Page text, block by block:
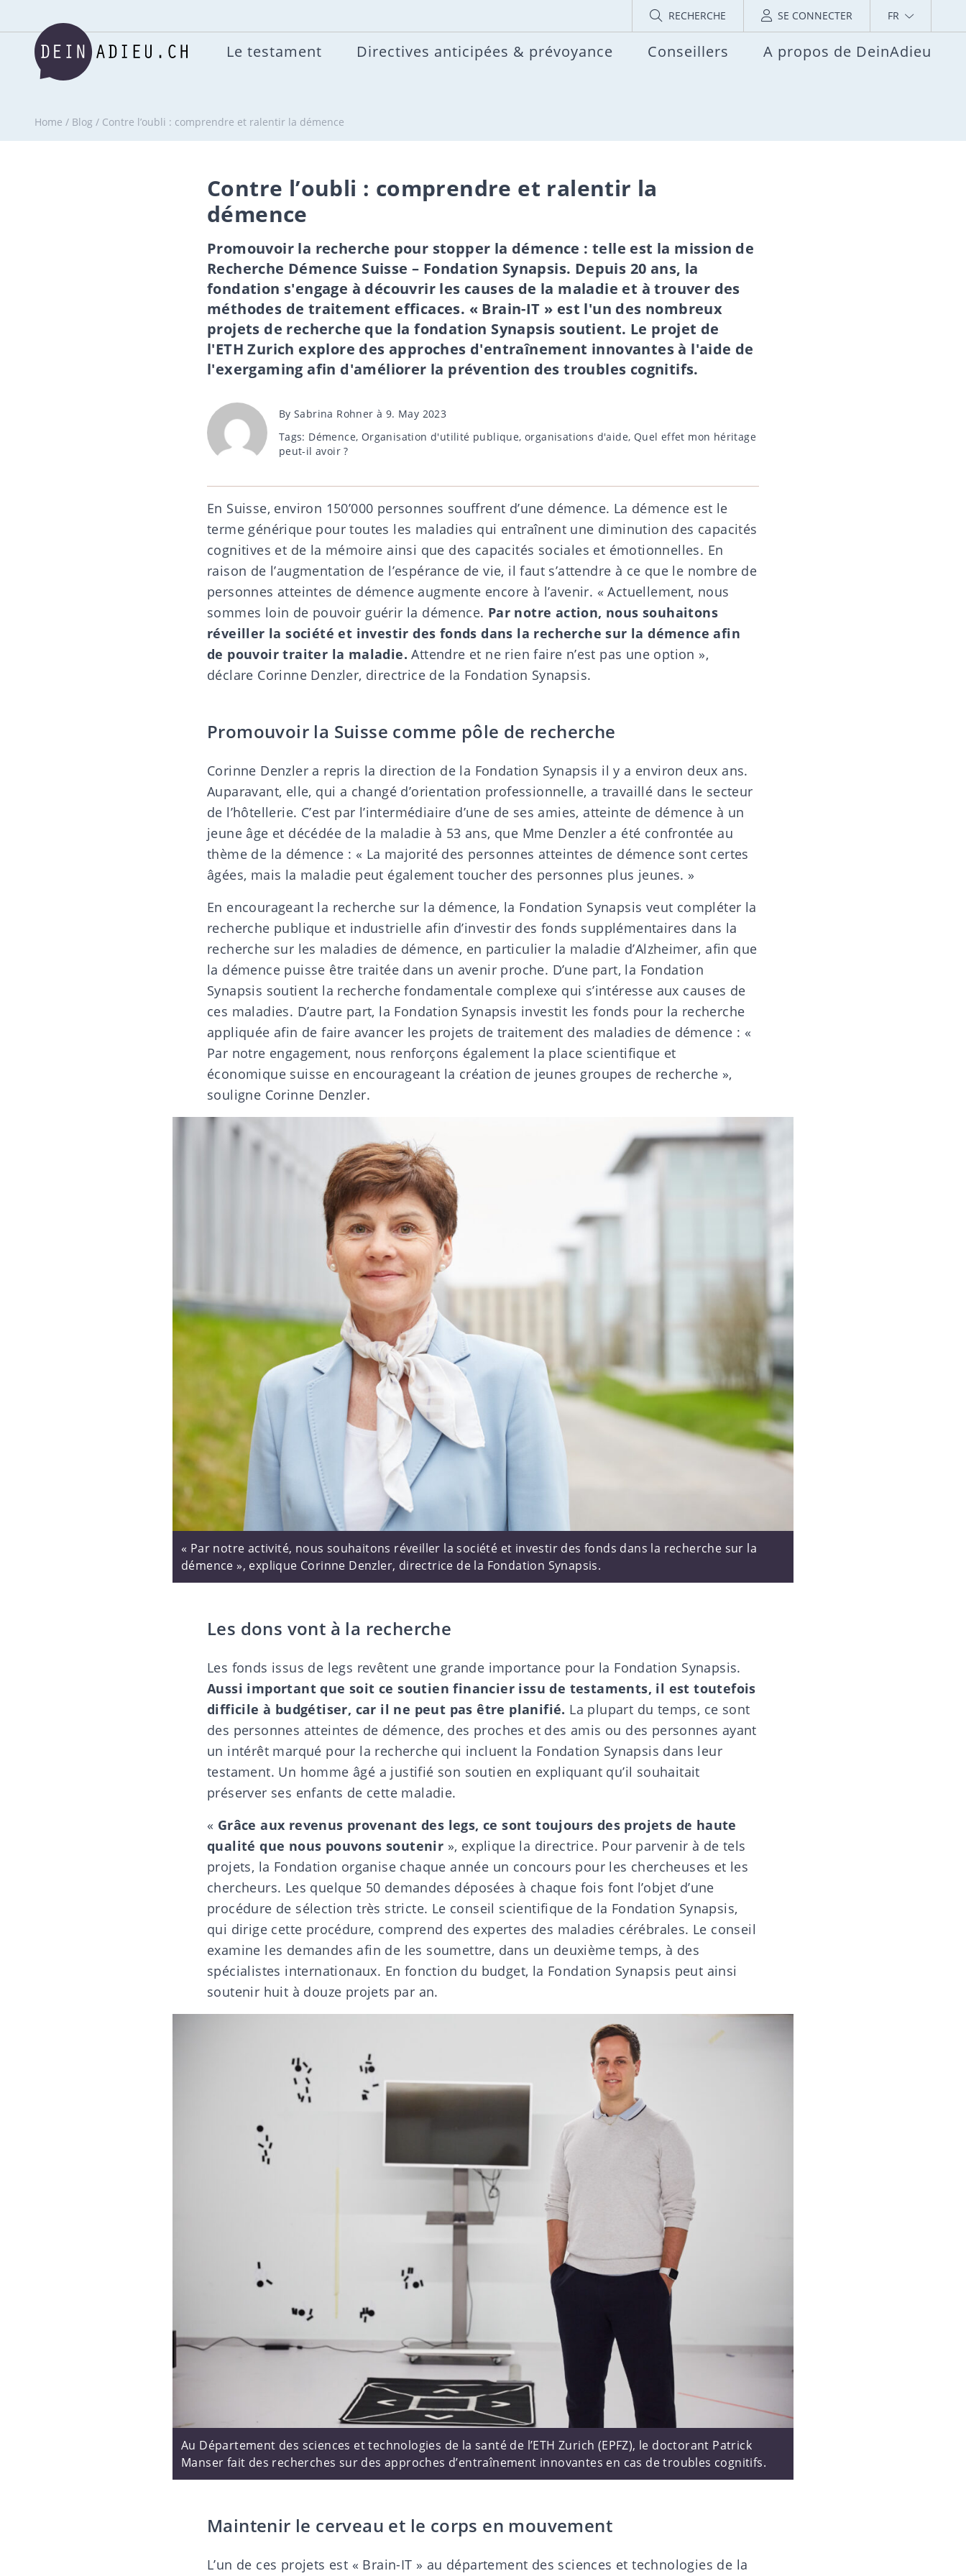
RECHERCHE SE CONNECTER FR
Le testament Directives anticipées & prévoyance Conseillers A propos de DeinAdieu
Home / Blog / Contre l’oubli : comprendre et ralentir la démence
Contre l’oubli : comprendre et ralentir la
démence
Promouvoir la recherche pour stopper la démence : telle est la mission de
Recherche Démence Suisse – Fondation Synapsis. Depuis 20 ans, la
fondation s'engage à découvrir les causes de la maladie et à trouver des
méthodes de traitement efficaces. « Brain-IT » est l'un des nombreux
projets de recherche que la fondation Synapsis soutient. Le projet de
l'ETH Zurich explore des approches d'entraînement innovantes à l'aide de
l'exergaming afin d'améliorer la prévention des troubles cognitifs.
Post
By Sabrina Rohner à 9. May 2023
Tags
Tags: Démence, Organisation d'utilité publique,organisations d'aide, Quel effet mon héritage
peut-il avoir ?
En Suisse, environ 150’000 personnes souffrent d’une démence. La démence est le
terme générique pour toutes les maladies qui entraînent une diminution des capacités
cognitives et de la mémoire ainsi que des capacités sociales et émotionnelles. En
raison de l’augmentation de l’espérance de vie, il faut s’attendre à ce que le nombre de
personnes atteintes de démence augmente encore à l’avenir. « Actuellement, nous
sommes loin de pouvoir guérir la démence. Par notre action, nous souhaitons
réveiller la société et investir des fonds dans la recherche sur la démence afin
de pouvoir traiter la maladie. Attendre et ne rien faire n’est pas une option »,
déclare Corinne Denzler, directrice de la Fondation Synapsis.
Promouvoir la Suisse comme pôle de recherche
Corinne Denzler a repris la direction de la Fondation Synapsis il y a environ deux ans.
Auparavant, elle, qui a changé d’orientation professionnelle, a travaillé dans le secteur
de l’hôtellerie. C’est par l’intermédiaire d’une de ses amies, atteinte de démence à un
jeune âge et décédée de la maladie à 53 ans, que Mme Denzler a été confrontée au
thème de la démence : « La majorité des personnes atteintes de démence sont certes
âgées, mais la maladie peut également toucher des personnes plus jeunes. »
En encourageant la recherche sur la démence, la Fondation Synapsis veut compléter la
recherche publique et industrielle afin d’investir des fonds supplémentaires dans la
recherche sur les maladies de démence, en particulier la maladie d’Alzheimer, afin que
la démence puisse être traitée dans un avenir proche. D’une part, la Fondation
Synapsis soutient la recherche fondamentale complexe qui s’intéresse aux causes de
ces maladies. D’autre part, la Fondation Synapsis investit les fonds pour la recherche
appliquée afin de faire avancer les projets de traitement des maladies de démence : «
Par notre engagement, nous renforçons également la place scientifique et
économique suisse en encourageant la création de jeunes groupes de recherche »,
souligne Corinne Denzler.
« Par notre activité, nous souhaitons réveiller la société et investir des fonds dans la recherche sur la
démence », explique Corinne Denzler, directrice de la Fondation Synapsis.
Les dons vont à la recherche
Les fonds issus de legs revêtent une grande importance pour la Fondation Synapsis.
Aussi important que soit ce soutien financier issu de testaments, il est toutefois
difficile à budgétiser, car il ne peut pas être planifié. La plupart du temps, ce sont
des personnes atteintes de démence, des proches et des amis ou des personnes ayant
un intérêt marqué pour la recherche qui incluent la Fondation Synapsis dans leur
testament. Un homme âgé a justifié son soutien en expliquant qu’il souhaitait
préserver ses enfants de cette maladie.
« Grâce aux revenus provenant des legs, ce sont toujours des projets de haute
qualité que nous pouvons soutenir », explique la directrice. Pour parvenir à de tels
projets, la Fondation organise chaque année un concours pour les chercheuses et les
chercheurs. Les quelque 50 demandes déposées à chaque fois font l’objet d’une
procédure de sélection très stricte. Le conseil scientifique de la Fondation Synapsis,
qui dirige cette procédure, comprend des expertes des maladies cérébrales. Le conseil
examine les demandes afin de les soumettre, dans un deuxième temps, à des
spécialistes internationaux. En fonction du budget, la Fondation Synapsis peut ainsi
soutenir huit à douze projets par an.
Au Département des sciences et technologies de la santé de l’ETH Zurich (EPFZ), le doctorant Patrick
Manser fait des recherches sur des approches d’entraînement innovantes en cas de troubles cognitifs.
Maintenir le cerveau et le corps en mouvement
L’un de ces projets est « Brain-IT » au département des sciences et technologies de la